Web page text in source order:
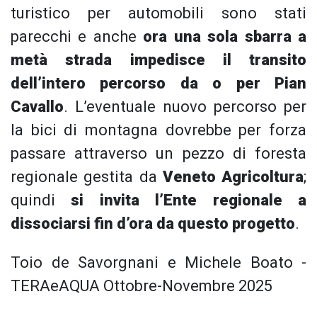
turistico per automobili sono stati
parecchi e anche ora una sola sbarra a
metà strada impedisce il transito
dell’intero percorso da o per Pian
Cavallo. L’eventuale nuovo percorso per
la bici di montagna dovrebbe per forza
passare attraverso un pezzo di foresta
regionale gestita da Veneto Agricoltura;
quindisi invita l’Ente regionale a
dissociarsi fin d’ora da questo progetto.
Toio de Savorgnani e Michele Boato -
TERAeAQUA Ottobre-Novembre 2025